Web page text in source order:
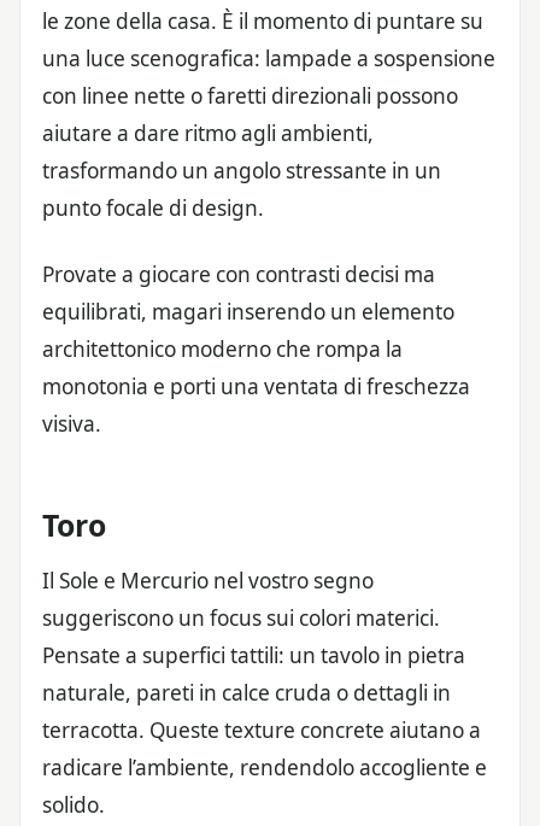
le zone della casa. È il momento di puntare su
una luce scenografica: lampade a sospensione
con linee nette o faretti direzionali possono
aiutare a dare ritmo agli ambienti,
trasformando un angolo stressante in un
punto focale di design.
Provate a giocare con contrasti decisi ma
equilibrati, magari inserendo un elemento
architettonico moderno che rompa la
monotonia e porti una ventata di freschezza
visiva.
Toro
Il Sole e Mercurio nel vostro segno
suggeriscono un focus sui colori materici.
Pensate a superfici tattili: un tavolo in pietra
naturale, pareti in calce cruda o dettagli in
terracotta. Queste texture concrete aiutano a
radicare l’ambiente, rendendolo accogliente e
solido.